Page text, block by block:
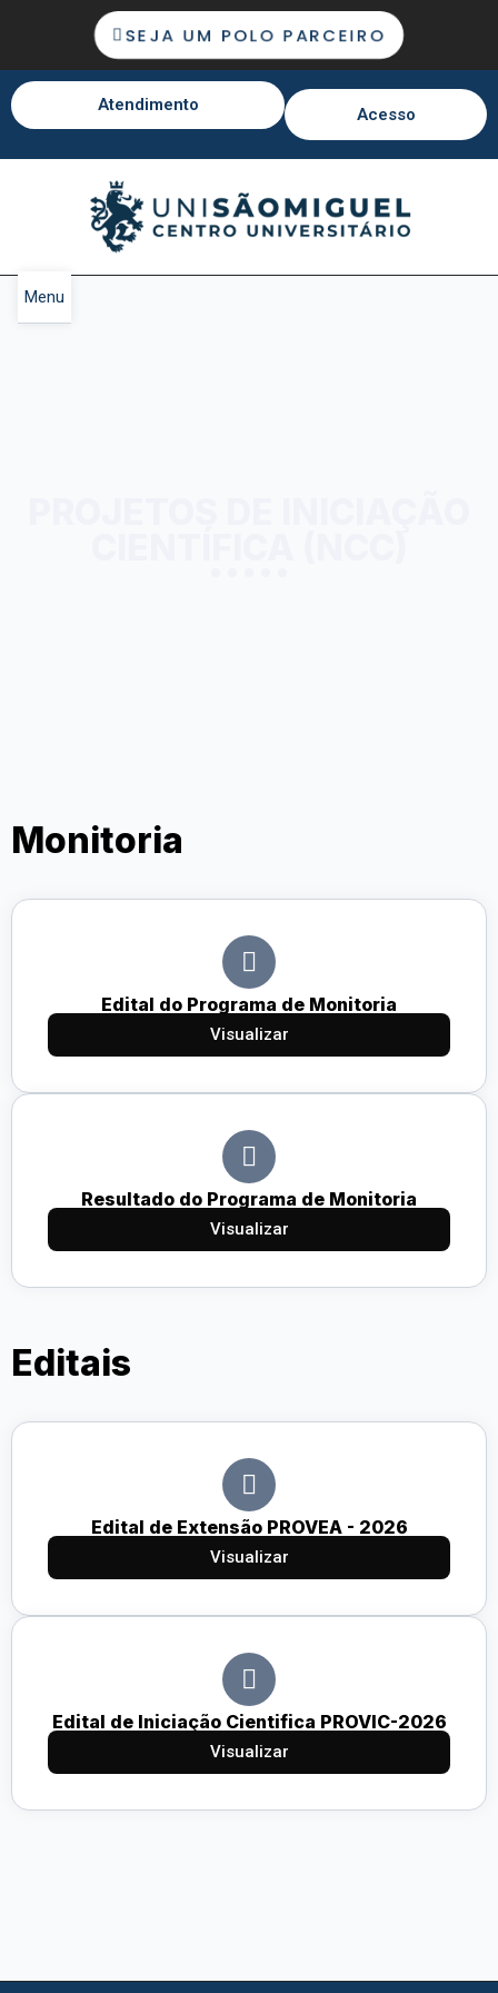
SEJA UM POLO PARCEIRO
Atendimento Acesso
Menu
Monitoria
Edital do Programa de Monitoria
Visualizar
Resultado do Programa de Monitoria
Visualizar
Editais
Edital de Extensão PROVEA - 2026
Visualizar
Edital de Iniciação Cientifica PROVIC-2026
Visualizar